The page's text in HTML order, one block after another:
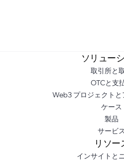
ソリュー
取引所と
OTCと支
Web3 プロジェクトと
ケース
製品
サービス
リソー
インサイトと